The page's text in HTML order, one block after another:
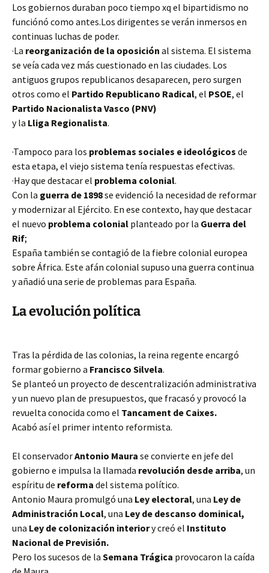
Los gobiernos duraban poco tiempo xq el bipartidismo no
funciónó como antes.Los dirigentes se verán inmersos en
continuas luchas de poder.
·La reorganización de la oposición al sistema. El sistema
se veía cada vez más cuestionado en las ciudades. Los
antiguos grupos republicanos desaparecen, pero surgen
otros como el Partido Republicano Radical, el PSOE, el
Partido Nacionalista Vasco (PNV)
y la Lliga Regionalista.
·Tampoco para los problemas sociales e ideológicos de
esta etapa, el viejo sistema tenía respuestas efectivas.
·Hay que destacar el problema colonial.
Con la guerra de 1898se evidenció la necesidad de reformar
y modernizar al Ejército. En ese contexto, hay que destacar
el nuevo problema colonial planteado por la Guerra del
Rif;
España también se contagió de la fiebre colonial europea
sobre África. Este afán colonial supuso una guerra continua
y añadió una serie de problemas para España.
La evolución política
Tras la pérdida de las colonias, la reina regente encargó
formar gobierno a Francisco Silvela.
Se planteó un proyecto de descentralización administrativa
y un nuevo plan de presupuestos, que fracasó y provocó la
revuelta conocida como el Tancament de Caixes.
Acabó así el primer intento reformista.
El conservadorAntonio Maura se convierte en jefe del
gobierno e impulsa la llamada revolución desde arriba, un
espíritu de reforma del sistema político.
Antonio Maura promulgó una Ley electoral, una Ley de
Administración Local, una Ley de descanso dominical,
una Ley de colonización interiory creó el Instituto
Nacional de Previsión.
Pero los sucesos de la Semana Trágica provocaron la caída